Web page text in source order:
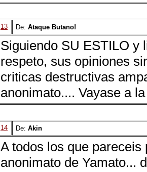
13 De: Ataque Butano!
Siguiendo SU ESTILO y
respeto, sus opiniones
criticas destructivas
anonimato.... Vayase a
14 De: Akin
A todos los que pareceis
anonimato de Yamato...